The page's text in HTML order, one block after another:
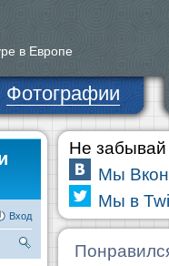
в Европе
Фотографии
Вход
Не забывай
Мы
Мы в